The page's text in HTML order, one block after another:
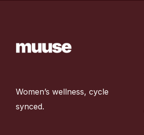
Women’s wellness, cycle
synced.